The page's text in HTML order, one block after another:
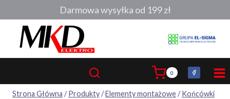
do
0
Strona Główna / Produkty/Elementy montażowe/ Końcówki
Darmowa wysyłka od 199 zł